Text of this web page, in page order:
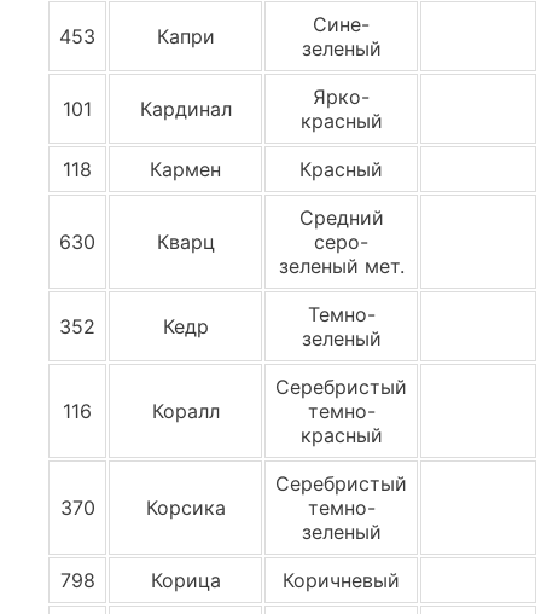
453 Капри
Сине-
зеленый
101 Кардинал
Ярко-
красный
118
Кармен Красный
630 Кварц
Средний
серо-
зеленый мет.
352 Кедр
Темно-
зеленый
116 Коралл
Серебристый
темно-
красный
370 Корсика
Серебристый
темно-
зеленый
798
Корица Коричневый